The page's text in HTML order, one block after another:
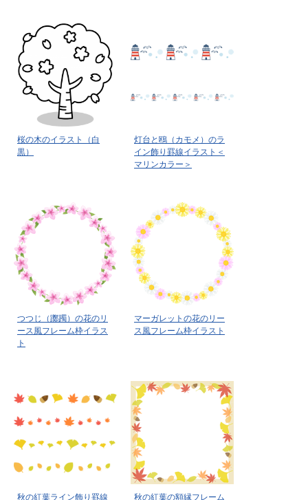
桜の木のイラスト（白
黒）
灯台と鴎（カモメ）のラ
イン飾り罫線イラスト＜
マリンカラー＞
つつじ（躑躅）の花のリ
ース風フレーム枠イラス
ト
マーガレットの花のリー
ス風フレーム枠イラスト
秋の紅葉ライン飾り罫線 秋の紅葉の額縁フレーム